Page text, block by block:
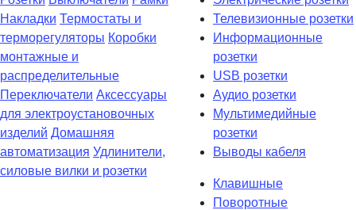
Накладки Термостаты и
терморегуляторы Коробки
монтажные и
распределительные
Переключатели Аксессуары
для электроустановочных
изделий Домашняя
автоматизация Удлинители,
силовые вилки и розетки
Телевизионные розетки
Информационные
розетки
USB розетки
Аудио розетки
Мультимедийные
розетки
Выводы кабеля
Клавишные
Поворотные